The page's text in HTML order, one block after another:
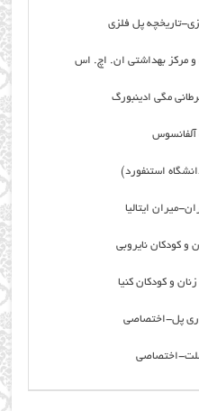
تاریخچه پل فلزی
و مرکز بهداشتی ان. اچ. اس
مگی ادینبورگ
آلفانسوس
استنفورد)
میران ایتالیا
و کودکان نایروبی
و کودکان کنیا
پل-اختصاصی
اختصاصی